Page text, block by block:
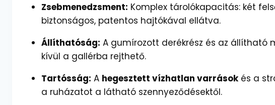
Zsebmenedzsment: Komplex tárolókapacitás: két
biztonságos, patentos hajtókával ellátva.
Állíthatóság: A gumírozott derékrész és az állítható
kívül a gallérba rejthető.
Tartósság: A hegesztett vízhatlan varrásokés a
a ruházatot a látható szennyeződésektől.